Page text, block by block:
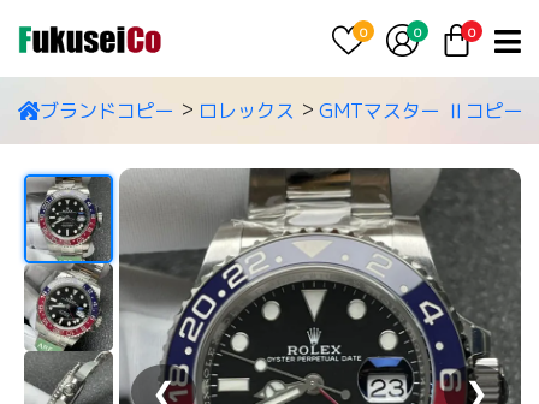
0 0 0
ブランドコピー ロレックス GMTマスター Ⅱコピー
❮ ❯